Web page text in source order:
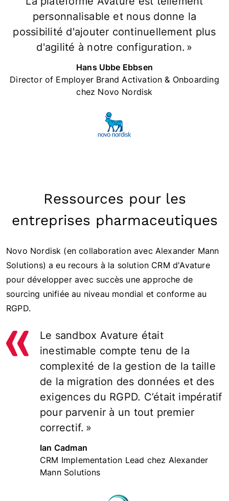
personnalisable et nous donne la
possibilité d'ajouter continuellement plus
d'agilité à notre configuration. »
Hans Ubbe Ebbsen
Director of Employer Brand Activation & Onboarding
chez Novo Nordisk
Ressources pour les
entreprises pharmaceutiques
Novo Nordisk (en collaboration avec Alexander Mann
Solutions) a eu recours à la solution CRM d'Avature
pour développer avec succès une approche de
sourcing unifiée au niveau mondial et conforme au
RGPD.
Le sandbox Avature était
inestimable compte tenu de la
complexité de la gestion de la taille
de la migration des données et des
exigences du RGPD. C’était impératif
pour parvenir à un tout premier
correctif. »
Ian Cadman
CRM Implementation Lead chez Alexander
Mann Solutions